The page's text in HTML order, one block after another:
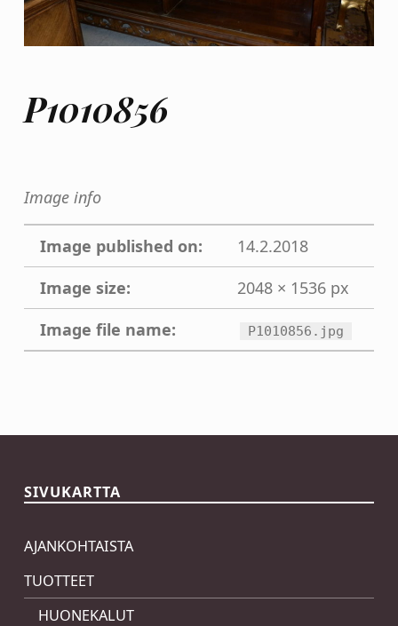
P1010856
Image info
Image published on:
14.2.2018
Image size:
2048 × 1536 px
Image file name:
P1010856.jpg
SIVUKARTTA
AJANKOHTAISTA
TUOTTEET
HUONEKALUT